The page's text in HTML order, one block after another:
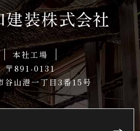
本社工場
〒891-0131
谷山港一丁目3番15号